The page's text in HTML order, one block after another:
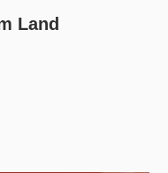
Land